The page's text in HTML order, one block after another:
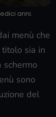
anni.
menù che
sia in
schermo
sono
del